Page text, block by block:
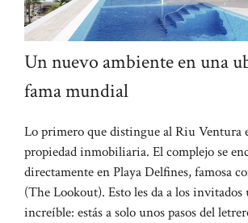
Un nuevo ambiente en una
fama mundial
Lo primero que distingue al Riu Ventura
propiedad inmobiliaria. El complejo se
directamente en Playa Delfines, famosa
(The Lookout). Esto les da a los
increíble: estás a solo unos pasos del